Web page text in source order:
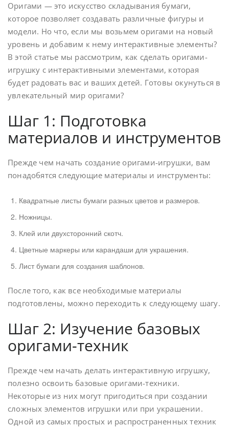
Оригами — это искусство складывания бумаги,
которое позволяет создавать различные фигуры и
модели. Но что, если мы возьмем оригами на новый
уровень и добавим к нему интерактивные элементы?
В этой статье мы рассмотрим, как сделать оригами-
игрушку с интерактивными элементами, которая
будет радовать вас и ваших детей. Готовы окунуться в
увлекательный мир оригами?
Шаг 1: Подготовка
материалов и инструментов
Прежде чем начать создание оригами-игрушки, вам
понадобятся следующие материалы и инструменты:
Квадратные листы бумаги разных цветов и размеров.
Ножницы.
Клей или двухсторонний скотч.
Цветные маркеры или карандаши для украшения.
Лист бумаги для создания шаблонов.
После того, как все необходимые материалы
подготовлены, можно переходить к следующему шагу.
Шаг 2: Изучение базовых
оригами-техник
Прежде чем начать делать интерактивную игрушку,
полезно освоить базовые оригами-техники.
Некоторые из них могут пригодиться при создании
сложных элементов игрушки или при украшении.
Одной из самых простых и распространенных техник